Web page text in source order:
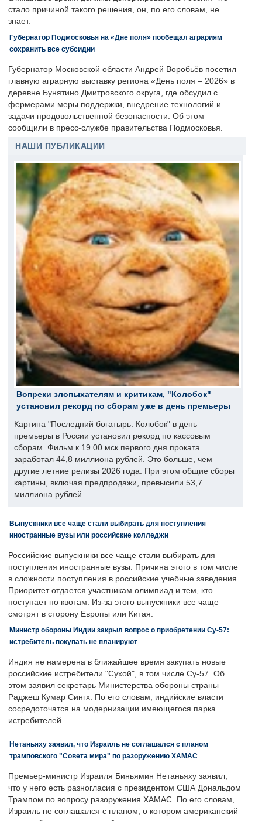
стало причиной такого решения, он, по его словам, не
знает.
Губернатор Подмосковья на «Дне поля» пообещал аграриям
сохранить все субсидии
Губернатор Московской области Андрей Воробьёв посетил
главную аграрную выставку региона «День поля – 2026» в
деревне Бунятино Дмитровского округа, где обсудил с
фермерами меры поддержки, внедрение технологий и
задачи продовольственной безопасности. Об этом
сообщили в пресс-службе правительства Подмосковья.
НАШИ ПУБЛИКАЦИИ
Вопреки злопыхателям и критикам, "Колобок"
установил рекорд по сборам уже в день премьеры
Картина "Последний богатырь. Колобок" в день
премьеры в России установил рекорд по кассовым
сборам. Фильм к 19.00 мск первого дня проката
заработал 44,8 миллиона рублей. Это больше, чем
другие летние релизы 2026 года. При этом общие сборы
картины, включая предпродажи, превысили 53,7
миллиона рублей.
Выпускники все чаще стали выбирать для поступления
иностранные вузы или российские колледжи
Российские выпускники все чаще стали выбирать для
поступления иностранные вузы. Причина этого в том числе
в сложности поступления в российские учебные заведения.
Приоритет отдается участникам олимпиад и тем, кто
поступает по квотам. Из-за этого выпускники все чаще
смотрят в сторону Европы или Китая.
Министр обороны Индии закрыл вопрос о приобретении Су-57:
истребитель покупать не планируют
Индия не намерена в ближайшее время закупать новые
российские истребители "Сухой", в том числе Су-57. Об
этом заявил секретарь Министерства обороны страны
Раджеш Кумар Сингх. По его словам, индийские власти
сосредоточатся на модернизации имеющегося парка
истребителей.
Нетаньяху заявил, что Израиль не соглашался с планом
трамповского "Совета мира" по разоружению ХАМАС
Премьер-министр Израиля Биньямин Нетаньяху заявил,
что у него есть разногласия с президентом США Дональдом
Трампом по вопросу разоружения ХАМАС. По его словам,
Израиль не соглашался с планом, о котором американский